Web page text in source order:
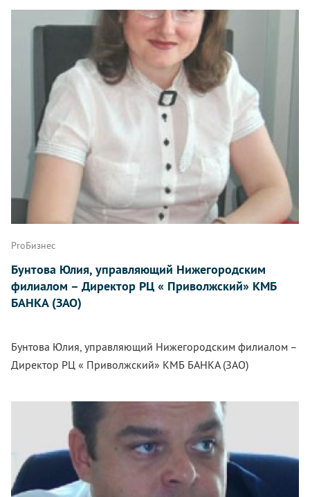
ProБизнес
Бунтова Юлия, управляющий Нижегородским
филиалом – Директор РЦ « Приволжский» КМБ
БАНКА (ЗАО)
Бунтова Юлия, управляющий Нижегородским филиалом –
Директор РЦ « Приволжский» КМБ БАНКА (ЗАО)